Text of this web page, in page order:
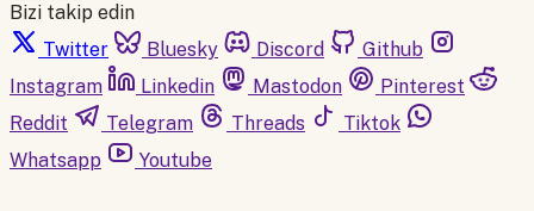
Bizi takip edin
Twitter
Bluesky Discord
Github
Instagram
Linkedin Mastodon
Pinterest
Reddit
Telegram Threads
Tiktok
Whatsapp
Youtube